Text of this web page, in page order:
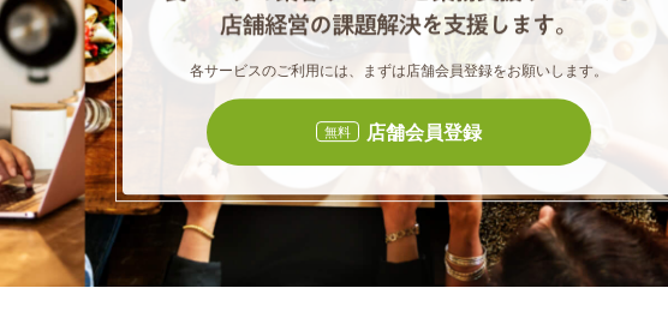
各サービスのご利用には、まずは店舗会員登録をお願いします。
無料 店舗会員登録